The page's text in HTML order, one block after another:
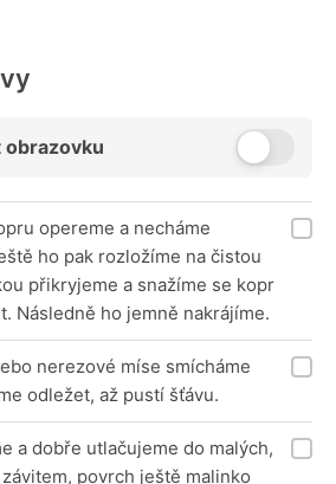
obrazovku
opereme a necháme
ho pak rozložíme na čistou
přikryjeme a snažíme se kopr
Následně ho jemně nakrájíme.
nerezové míse smícháme
odležet, až pustí šťávu.
a dobře utlačujeme do malých,
povrch ještě malinko